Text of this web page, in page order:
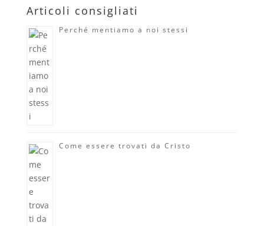
Articoli consigliati
Perché mentiamo a noi stessi
Come essere trovati da Cristo